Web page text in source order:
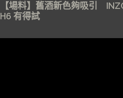
【場料】舊酒新色夠吸引
H6 有得試